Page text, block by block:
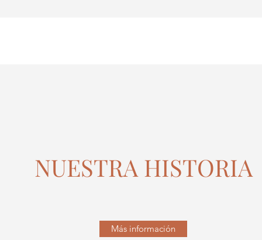
NUESTRA HISTORIA
Más información